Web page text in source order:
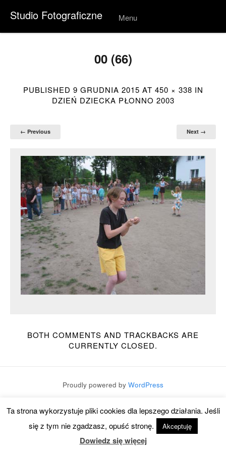
Studio Fotograficzne Menu
Skip to
00 (66)
PUBLISHED 9 GRUDNIA 2015 AT 450 × 338 IN
DZIEŃ DZIECKA PŁONNO 2003
← Previous Next →
BOTH COMMENTS AND TRACKBACKS ARE
CURRENTLY CLOSED.
Proudly powered by WordPress
Ta strona wykorzystuje pliki cookies dla lepszego działania. Jeśli
się z tym nie zgadzasz, opuść stronę.
Akceptuję
Dowiedz się więcej